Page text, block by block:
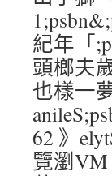
紀年「
頭榔夫
也樣一
62 》
覽瀏